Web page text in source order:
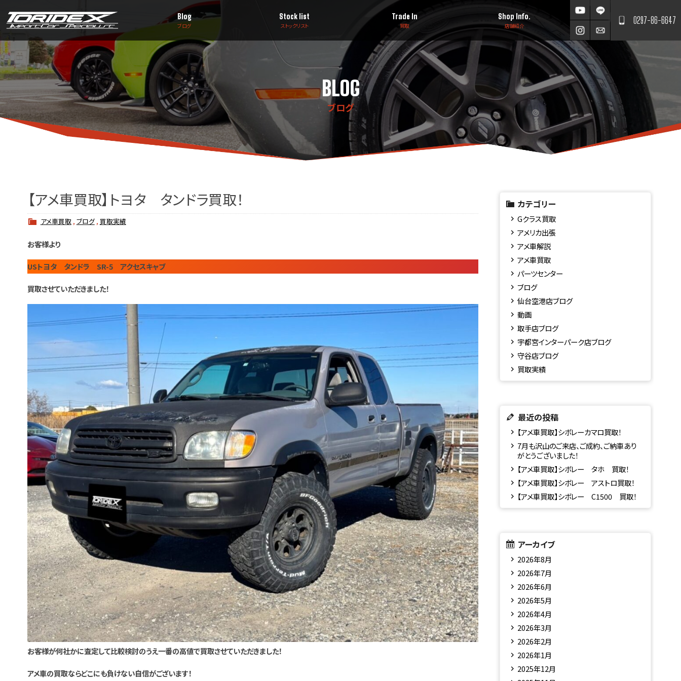
0297-86-6647
Blog
ブログ
Stock list
ストックリスト
Trade In
買取
Shop Info.
店舗紹介
BLOG
ブログ
【アメ車買取】トヨタ タンドラ買取！
アメ車買取, ブログ, 買取実績
お客様より
USトヨタ タンドラ SR-5 アクセスキャブ
買取させていただきました！
お客様が何社かに査定して比較検討のうえ一番の高値で買取させていただきました！
アメ車の買取ならどこにも負けない自信がございます！
カテゴリー
Gクラス買取
アメリカ出張
アメ車解説
アメ車買取
パーツセンター
ブログ
仙台空港店ブログ
動画
取手店ブログ
宇都宮インターパーク店ブログ
守谷店ブログ
買取実績
最近の投稿
【アメ車買取】シボレーカマロ買取！
7月も沢山のご来店、ご成約、ご納車あり
がとうございました！
【アメ車買取】シボレー タホ 買取！
【アメ車買取】シボレー アストロ買取！
【アメ車買取】シボレー C1500 買取！
アーカイブ
2026年8月
2026年7月
2026年6月
2026年5月
2026年4月
2026年3月
2026年2月
2026年1月
2025年12月